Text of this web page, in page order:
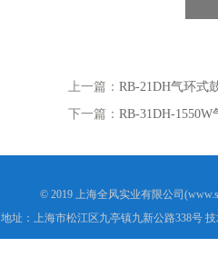
上一篇： RB-21DH气环式
下一篇： RB-31DH-
© 2019 上海全风实业有限公司
地址：上海市松江区九亭镇九新公路338号